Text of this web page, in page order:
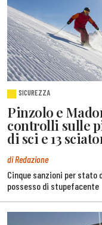
SICUREZZA
Pinzolo e
controlli sulle
di sci e 13
di Redazione
Cinque sanzioni per stato
possesso di stupefacente